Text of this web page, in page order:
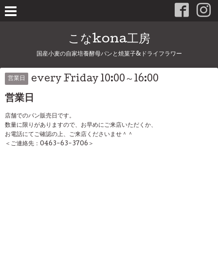
こなkona工房
国産小麦の自家培養酵母パンと焼菓子&ドライフラワー
営業日 every Friday 10:00～16:00
営業日
店舗でのパン販売日です。
数量に限りがありますので、お早めにご来店いただくか、
お電話にてご確認の上、ご来店くださいませ＾＾
＜ご連絡先：0463-63-3706＞